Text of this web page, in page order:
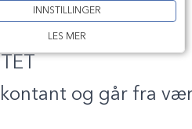
og går fra
INNSTILLINGER
LES MER